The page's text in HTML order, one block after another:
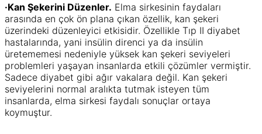
·Kan Şekerini Düzenler. Elma sirkesinin faydaları
arasında en çok ön plana çıkan özellik, kan şekeri
üzerindeki düzenleyici etkisidir. Özellikle Tıp II diyabet
hastalarında, yani insülin direnci ya da insülin
üretememesi nedeniyle yüksek kan şekeri seviyeleri
problemleri yaşayan insanlarda etkili çözümler vermiştir.
Sadece diyabet gibi ağır vakalara değil. Kan şekeri
seviyelerini normal aralıkta tutmak isteyen tüm
insanlarda, elma sirkesi faydalı sonuçlar ortaya
koymuştur.